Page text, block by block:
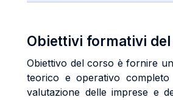
Obiettivi formativi
Obiettivo del corso è fornire
teorico e operativo
valutazione delle imprese e